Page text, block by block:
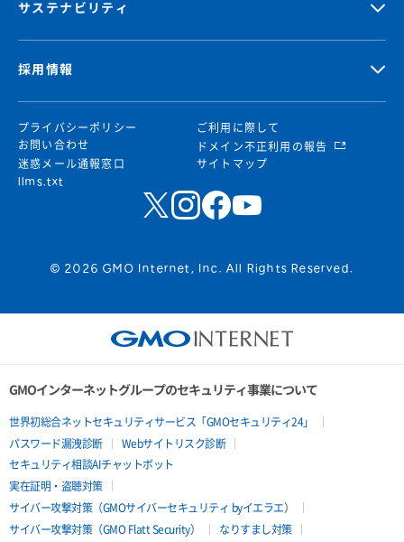
サステナビリティ
採用情報
プライバシーポリシー
ご利用に際して
お問い合わせ
ドメイン不正利用の報告
迷惑メール通報窓口
サイトマップ
llms.txt
© 2026 GMO Internet, Inc. All Rights Reserved.
GMOインターネットグループのセキュリティ事業について
世界初総合ネットセキュリティサービス「GMOセキュリティ24」
パスワード漏洩診断
Webサイトリスク診断
セキュリティ相談AIチャットボット
実在証明・盗聴対策
サイバー攻撃対策（GMOサイバーセキュリティ byイエラエ）
サイバー攻撃対策（GMO Flatt Security）
なりすまし対策